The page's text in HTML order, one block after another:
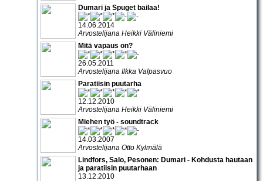
Dumari ja Spuget bailaa!
14.06.2014
Arvostelijana Heikki Väliniemi
Mitä vapaus on?
26.05.2011
Arvostelijana Ilkka Valpasvuo
Paratiisin puutarha
12.12.2010
Arvostelijana Heikki Väliniemi
Miehen työ - soundtrack
14.03.2007
Arvostelijana Otto Kylmälä
Lindfors, Salo, Pesonen: Dumari - Kohdusta hautaan
ja paratiisin puutarhaan
13.12.2010